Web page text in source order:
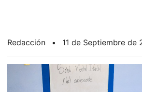
Redacción • 11 de Septiembre de